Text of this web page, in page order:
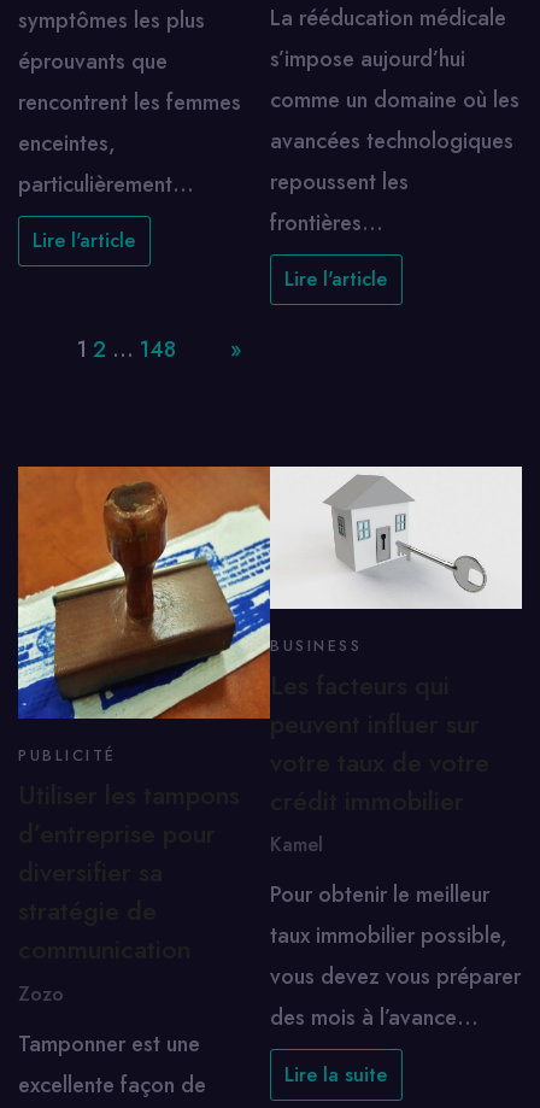
symptômes les plus
éprouvants que
rencontrent les femmes
enceintes,
particulièrement…
Lire l'article
La rééducation médicale
s’impose aujourd’hui
comme un domaine où les
avancées technologiques
repoussent les
frontières…
Lire l'article
1 2 … 148 »
PUBLICITÉ
Zozo
Tamponner est une
excellente façon de
BUSINESS
Kamel
Pour obtenir le meilleur
taux immobilier possible,
vous devez vous préparer
des mois à l’avance…
Lire la suite